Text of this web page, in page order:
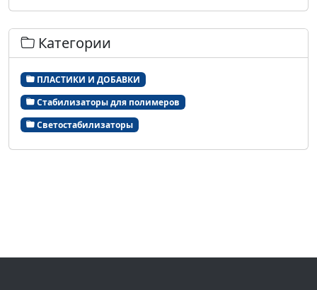
Категории
ПЛАСТИКИ И ДОБАВКИ
Стабилизаторы для полимеров
Светостабилизаторы